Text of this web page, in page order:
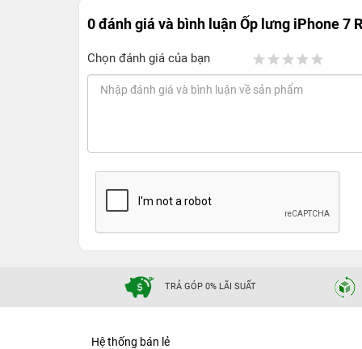
0 đánh giá và bình luậnỐp lưng iPhone 7
Chọn đánh giá của bạn
TRẢ GÓP 0% LÃI SUẤT
Hệ thống bán lẻ